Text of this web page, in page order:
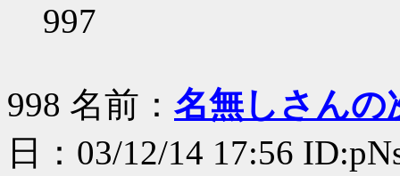
997
998 名前： 名無しさんの
日：03/12/14 17:56